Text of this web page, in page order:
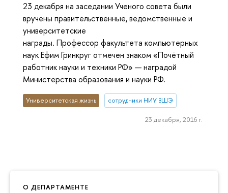
О ДЕПАРТАМЕНТЕ
23 декабря на заседании Ученого совета были
вручены правительственные, ведомственные и
университетские
награды. Профессор факультета компьютерных
наук Ефим Гринкруг отмечен знаком «Почётный
работник науки и техники РФ» — наградой
Министерства образования и науки РФ.
Университетская жизнь сотрудники НИУ ВШЭ
23 декабря, 2016 г.